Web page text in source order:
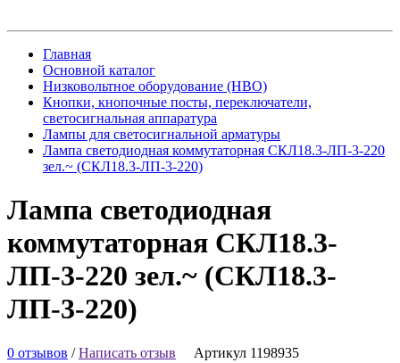
Главная
Основной каталог
Низковольтное оборудование (НВО)
Кнопки, кнопочные посты, переключатели,
светосигнальная аппаратура
Лампы для светосигнальной арматуры
Лампа светодиодная коммутаторная СКЛ18.3-ЛП-3-220
зел.~ (СКЛ18.3-ЛП-3-220)
Лампа светодиодная
коммутаторная СКЛ18.3-
ЛП-3-220 зел.~ (СКЛ18.3-
ЛП-3-220)
0 отзывов /Написать отзыв Артикул 1198935